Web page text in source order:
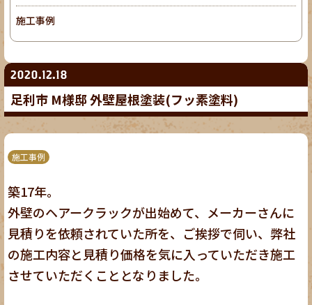
2020.12.18
足利市 M様邸 外壁屋根塗装(フッ素塗料)
施工事例
築17年。
外壁のヘアークラックが出始めて、メーカーさんに
見積りを依頼されていた所を、ご挨拶で伺い、弊社
の施工内容と見積り価格を気に入っていただき施工
させていただくこととなりました。
施工事例